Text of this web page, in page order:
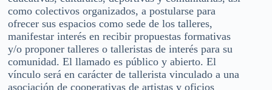
como colectivos organizados, a postularse para
ofrecer sus espacios como sede de los talleres,
manifestar interés en recibir propuestas formativas
y/o proponer talleres o talleristas de interés para su
comunidad. El llamado es público y abierto. El
vínculo será en carácter de tallerista vinculado a una
asociación de cooperativas de artistas y oficios